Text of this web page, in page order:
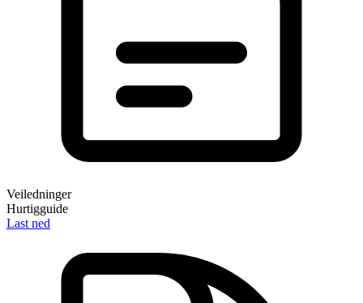
Veiledninger
Hurtigguide
Last ned